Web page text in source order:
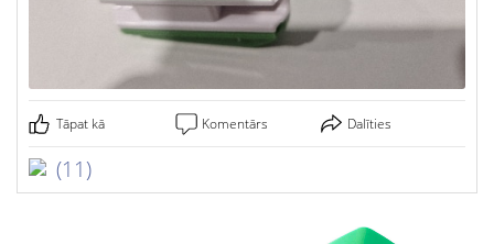
Tāpat kā Komentārs Dalīties
(11)